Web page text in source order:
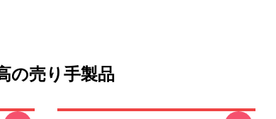
の売り手製品